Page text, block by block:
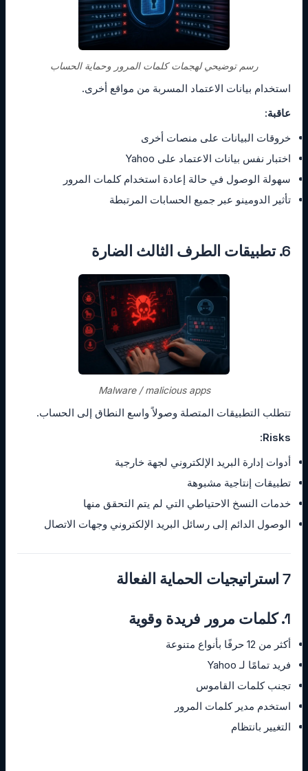
رسم توضيحي لهجمات كلمات المرور وحماية الحساب
استخدام بيانات الاعتماد المسربة من مواقع أخرى.
عاقبة:
خروقات البيانات على منصات أخرى
اختبار نفس بيانات الاعتماد على Yahoo
سهولة الوصول في حالة إعادة استخدام كلمات المرور
تأثير الدومينو عبر جميع الحسابات المرتبطة
6. تطبيقات الطرف الثالث الضارة
Malware / malicious apps
تتطلب التطبيقات المتصلة وصولاً واسع النطاق إلى الحساب.
Risks:
أدوات إدارة البريد الإلكتروني لجهة خارجية
تطبيقات إنتاجية مشبوهة
خدمات النسخ الاحتياطي التي لم يتم التحقق منها
الوصول الدائم إلى رسائل البريد الإلكتروني وجهات الاتصال
7 استراتيجيات الحماية الفعالة
1. كلمات مرور فريدة وقوية
أكثر من 12 حرفًا بأنواع متنوعة
فريد تمامًا لـ Yahoo
تجنب كلمات القاموس
استخدم مدير كلمات المرور
التغيير بانتظام